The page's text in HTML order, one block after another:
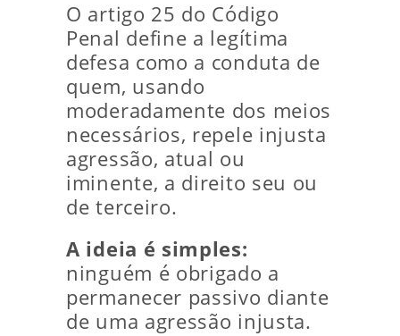
O artigo 25 do Código
Penal define a legítima
defesa como a conduta de
quem, usando
moderadamente dos meios
necessários, repele injusta
agressão, atual ou
iminente, a direito seu ou
de terceiro.
A ideia é simples:
ninguém é obrigado a
permanecer passivo diante
de uma agressão injusta.